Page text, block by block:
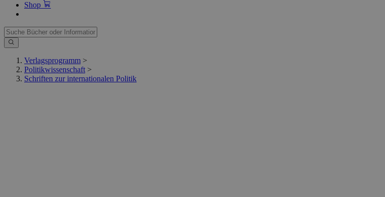
Shop
Verlagsprogramm >
Politikwissenschaft >
Schriften zur internationalen Politik